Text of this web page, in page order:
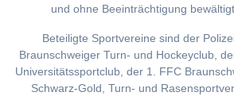
und ohne Beeinträchtigung
Beteiligte Sportvereine sind der
Braunschweiger Turn- und Hockeyclub,
Universitätssportclub, der 1. FFC
Schwarz-Gold, Turn- und